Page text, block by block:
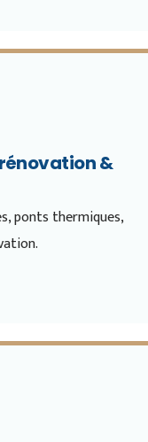
&
ponts thermiques,